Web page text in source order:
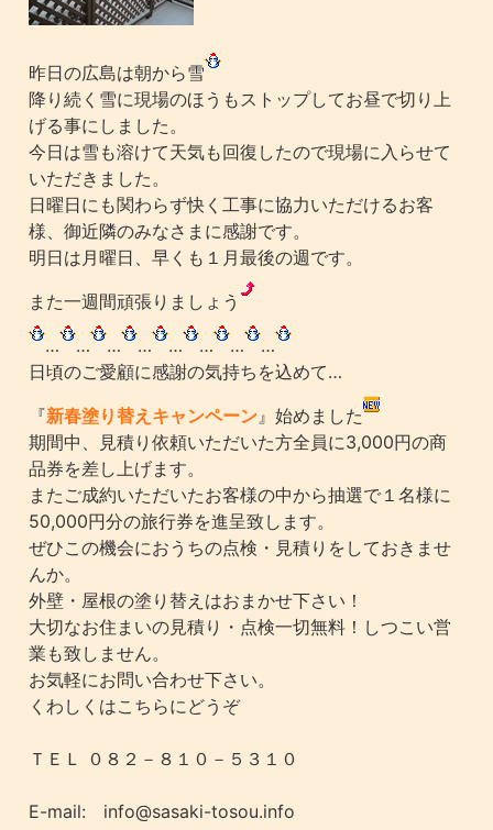
昨日の広島は朝から雪
降り続く雪に現場のほうもストップしてお昼で切り上
げる事にしました。
今日は雪も溶けて天気も回復したので現場に入らせて
いただきました。
日曜日にも関わらず快く工事に協力いただけるお客
様、御近隣のみなさまに感謝です。
明日は月曜日、早くも１月最後の週です。
また一週間頑張りましょう
…
… … … … … …
…
日頃のご愛顧に感謝の気持ちを込めて…
『新春塗り替えキャンペーン 』始めました
期間中、見積り依頼いただいた方全員に3,000円の商
品券を差し上げます。
またご成約いただいたお客様の中から抽選で１名様に
50,000円分の旅行券を進呈致します。
ぜひこの機会におうちの点検・見積りをしておきませ
んか。
外壁・屋根の塗り替えはおまかせ下さい！
大切なお住まいの見積り・点検一切無料！しつこい営
業も致しません。
お気軽にお問い合わせ下さい。
くわしくはこちらにどうぞ
ＴＥＬ ０８２－８１０－５３１０
E-mail: info@sasaki-tosou.info